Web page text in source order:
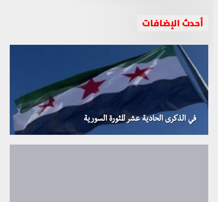
أحدث الإضافات
في الذكرى الحادية عشر للثورة السورية